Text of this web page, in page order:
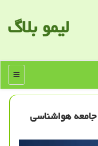
لیمو بلاگ
منو
هواشناسی